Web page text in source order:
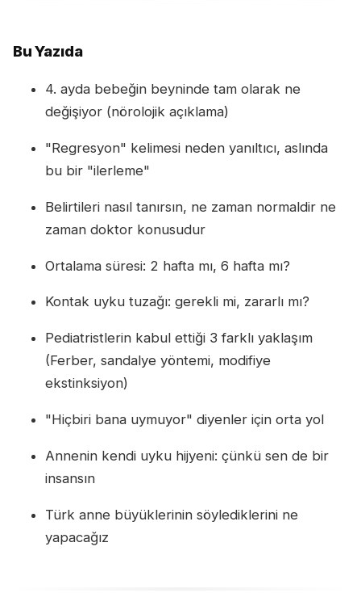
Bu Yazıda
4. ayda bebeğin beyninde tam olarak ne
değişiyor (nörolojik açıklama)
"Regresyon" kelimesi neden yanıltıcı, aslında
bu bir "ilerleme"
Belirtileri nasıl tanırsın, ne zaman normaldir ne
zaman doktor konusudur
Ortalama süresi: 2 hafta mı, 6 hafta mı?
Kontak uyku tuzağı: gerekli mi, zararlı mı?
Pediatristlerin kabul ettiği 3 farklı yaklaşım
(Ferber, sandalye yöntemi, modifiye
ekstinksiyon)
"Hiçbiri bana uymuyor" diyenler için orta yol
Annenin kendi uyku hijyeni: çünkü sen de bir
insansın
Türk anne büyüklerinin söylediklerini ne
yapacağız